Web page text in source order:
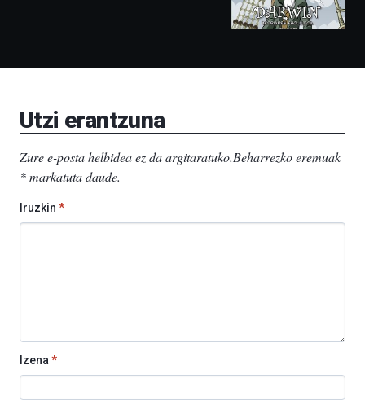
Utzi erantzuna
Zure e-posta helbidea ez da argitaratuko.Beharrezko eremuak
*markatuta daude.
Iruzkin *
Izena *